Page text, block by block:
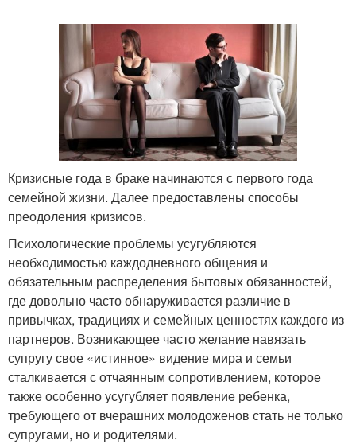
Кризисные года в браке начинаются с первого года
семейной жизни. Далее предоставлены способы
преодоления кризисов.
Психологические проблемы усугубляются
необходимостью каждодневного общения и
обязательным распределения бытовых обязанностей,
где довольно часто обнаруживается различие в
привычках, традициях и семейных ценностях каждого из
партнеров. Возникающее часто желание навязать
супругу свое «истинное» видение мира и семьи
сталкивается с отчаянным сопротивлением, которое
также особенно усугубляет появление ребенка,
требующего от вчерашних молодоженов стать не только
супругами, но и родителями.